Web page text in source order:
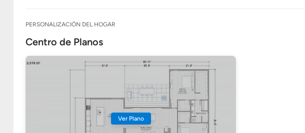
PERSONALIZACIÓN DEL HOGAR
Centro de Planos
Ver Plano